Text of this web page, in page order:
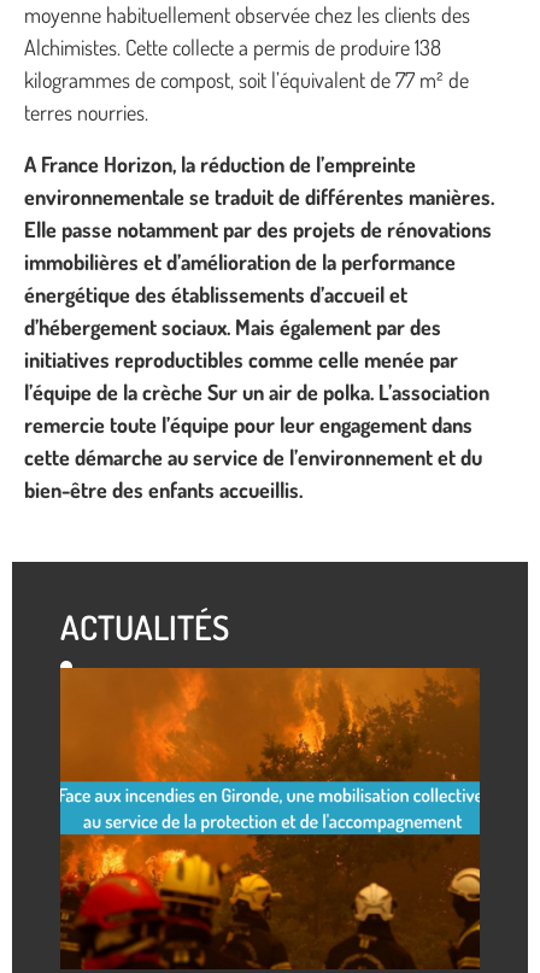
moyenne habituellement observée chez les clients des
Alchimistes. Cette collecte a permis de produire 138
kilogrammes de compost, soit l’équivalent de 77 m² de
terres nourries.
A France Horizon, la réduction de l’empreinte
environnementale se traduit de différentes manières.
Elle passe notamment par des projets de rénovations
immobilières et d’amélioration de la performance
énergétique des établissements d’accueil et
d’hébergement sociaux. Mais également par des
initiatives reproductibles comme celle menée par
l’équipe de la crèche Sur un air de polka. L’association
remercie toute l’équipe pour leur engagement dans
cette démarche au service de l’environnement et du
bien-être des enfants accueillis.
ACTUALITÉS